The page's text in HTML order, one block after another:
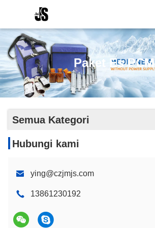
Paket Es PCM
Semua Kategori
Hubungi kami
ying@czjmjs.com
13861230192